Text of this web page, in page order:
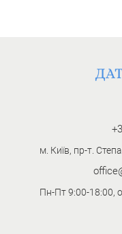
м. Київ, пр-т.
Пн-Пт 9:00-18:00,